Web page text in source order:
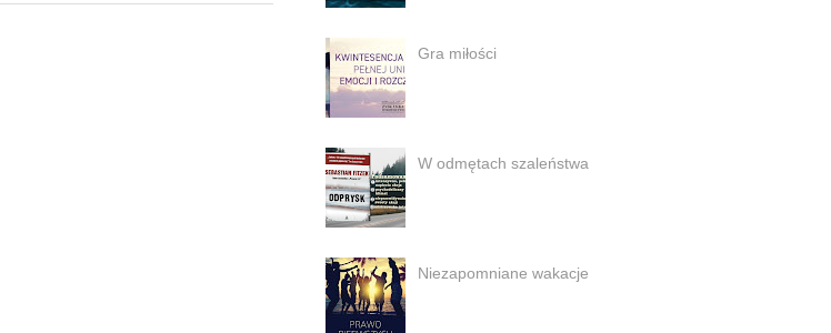
Gra miłości
W odmętach szaleństwa
Niezapomniane wakacje